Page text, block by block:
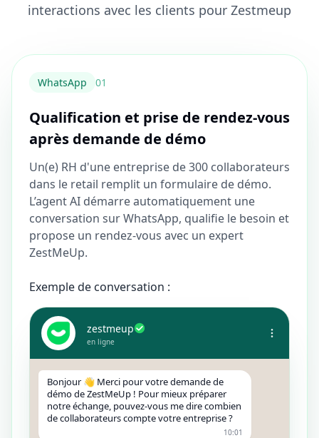
interactions avec les clients pour Zestmeup
WhatsApp 01
Qualification et prise de rendez-vous
après demande de démo
Un(e) RH d'une entreprise de 300 collaborateurs
dans le retail remplit un formulaire de démo.
L’agent AI démarre automatiquement une
conversation sur WhatsApp, qualifie le besoin et
propose un rendez-vous avec un expert
ZestMeUp.
Exemple de conversation :
zestmeup
en ligne
Bonjour 👋 Merci pour votre demande de
démo de ZestMeUp ! Pour mieux préparer
notre échange, pouvez-vous me dire combien
de collaborateurs compte votre entreprise ?
10:01